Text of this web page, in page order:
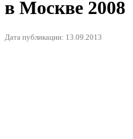
в Москве 2008
Дата публикации: 13.09.2013